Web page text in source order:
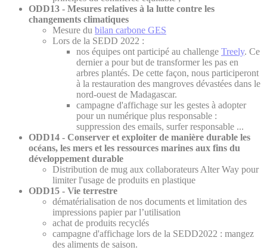
ODD13 - Mesures relatives à la lutte contre les
changements climatiques
Mesure du bilan carbone GES
Lors de la SEDD 2022 :
nos équipes ont participé au challenge Treely. Ce
dernier a pour but de transformer les pas en
arbres plantés. De cette façon, nous participeront
à la restauration des mangroves dévastées dans le
nord-ouest de Madagascar.
campagne d'affichage sur les gestes à adopter
pour un numérique plus responsable :
suppression des emails, surfer responsable ...
ODD14 - Conserver et exploiter de manière durable les
océans, les mers et les ressources marines aux fins du
développement durable
Distribution de mug aux collaborateurs Alter Way pour
limiter l'usage de produits en plastique
ODD15 - Vie terrestre
dématérialisation de nos documents et limitation des
impressions papier par l’utilisation
achat de produits recyclés
campagne d'affichage lors de la SEDD2022 : mangez
des aliments de saison.